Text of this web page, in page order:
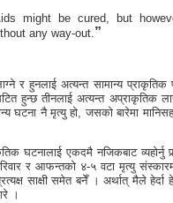
might be cured, but
any way-out. ”
र हुनलाई अत्यन्त सामान्य प्राकृतिक
हुन्छ तीनलाई अत्यन्त अप्राकृतिक
घटना नै मृत्यु हो, जसको बारेमा
घटनालाई एकदमै नजिकबाट व्यहोर्नु
र आफन्तको ४-५ वटा मृत्यु
साक्षी समेत बनेँ । अर्थात् मैले हेर्दा
।